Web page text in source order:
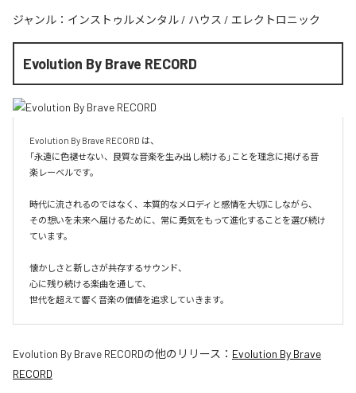
ジャンル： インストゥルメンタル / ハウス / エレクトロニック
Evolution By Brave RECORD
Evolution By Brave RECORD は、
「永遠に色褪せない、良質な音楽を生み出し続ける」ことを理念に掲げる音
楽レーベルです。
時代に流されるのではなく、本質的なメロディと感情を大切にしながら、
その想いを未来へ届けるために、常に勇気をもって進化することを選び続け
ています。
懐かしさと新しさが共存するサウンド、
心に残り続ける楽曲を通して、
世代を超えて響く音楽の価値を追求していきます。
Evolution By Brave RECORDの他のリリース： Evolution By Brave
RECORD